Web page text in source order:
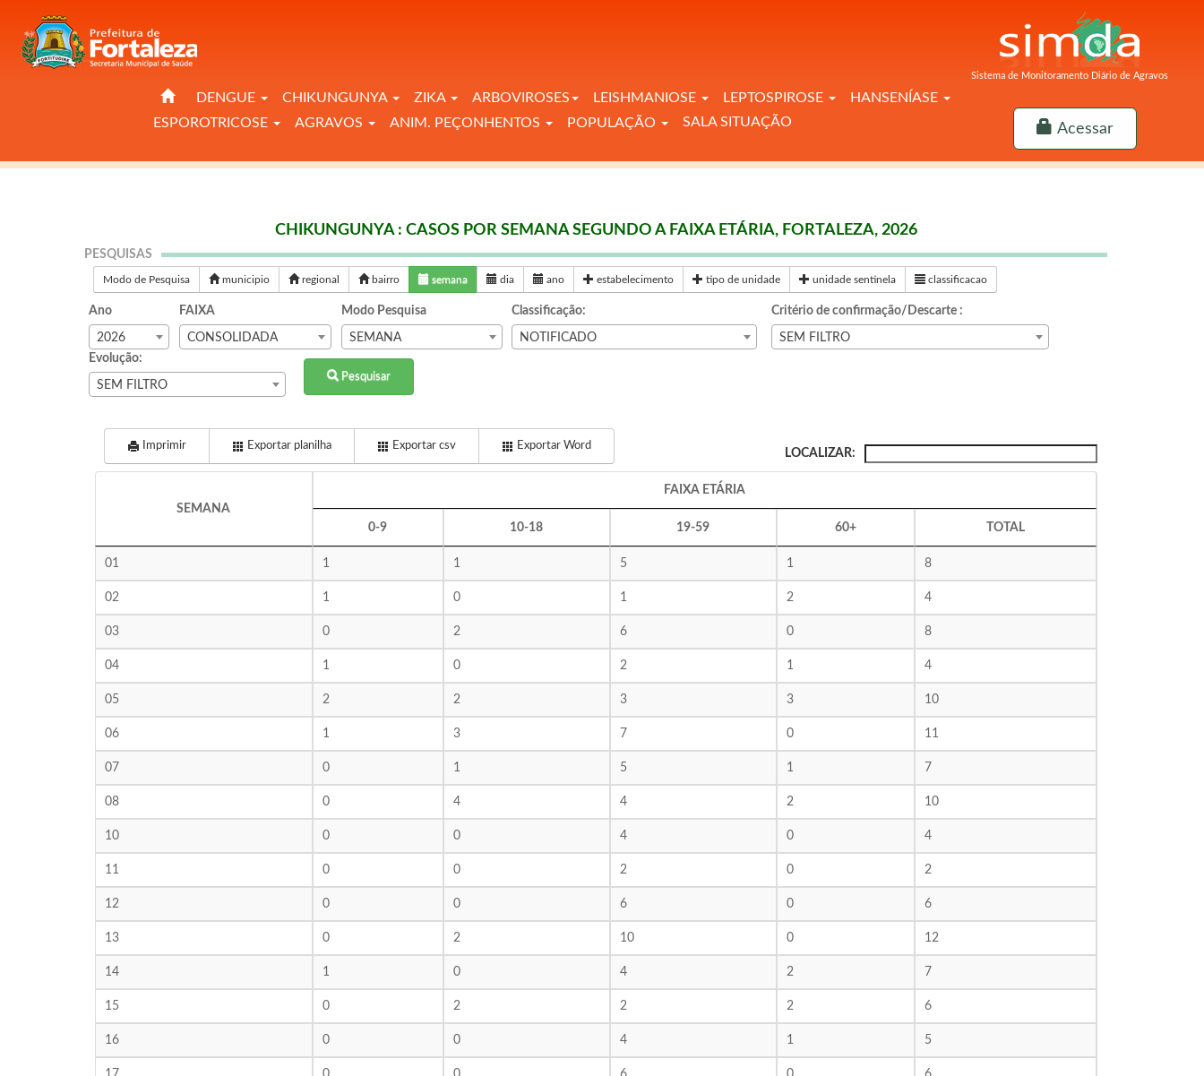
Sistema de Monitoramento Diário de Agravos
DENGUE CHIKUNGUNYA ZIKA ARBOVIROSES LEISHMANIOSE LEPTOSPIROSE
HANSENÍASE
ESPOROTRICOSE
AGRAVOS ANIM. PEÇONHENTOS POPULAÇÃO SALA SITUAÇÃO Acessar
CHIKUNGUNYA : CASOS POR SEMANA SEGUNDO A FAIXA ETÁRIA, FORTALEZA, 2026
PESQUISAS
Modo de Pesquisa municipio regional bairro semana dia ano estabelecimento tipo de unidade unidade sentinela classificacao
Ano
2026
FAIXA
CONSOLIDADA
Modo Pesquisa
SEMANA
Classificação:
NOTIFICADO
Critério de confirmação/Descarte :
SEM FILTRO
Evolução:
SEM FILTRO
Pesquisar
Imprimir Exportar planilha Exportar csv Exportar Word
LOCALIZAR:
SEMANA
FAIXA ETÁRIA
0-9 10-18 19-59 60+ TOTAL
01 1 1 5 1 8
02 1 0 1 2 4
03 0 2 6 0 8
04 1 0 2 1 4
05 2 2 3 3 10
06 1 3 7 0 11
07 0 1 5 1 7
08 0 4 4 2 10
10 0 0 4 0 4
11 0 0 2 0 2
12 0 0 6 0 6
13 0 2 10 0 12
14 1 0 4 2 7
15 0 2 2 2 6
16 0 0 4 1 5